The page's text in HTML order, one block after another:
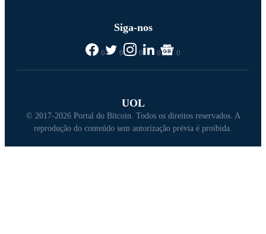
Siga-nos
0 0 0 0 0
UOL
© 2017-2026 Portal do Bitcoin. Todos os direitos reservados. A
reprodução do conteúdo sem autorização prévia é proibida.